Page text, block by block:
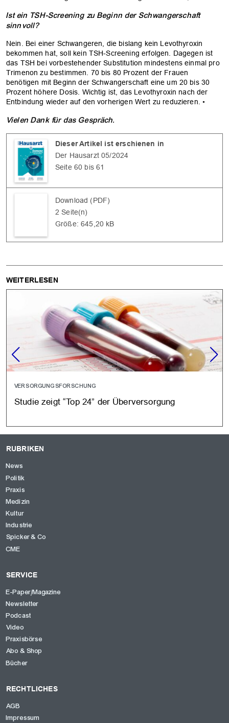
Ist ein TSH-Screening zu Beginn der Schwangerschaft
sinnvoll?
Nein. Bei einer Schwangeren, die bislang kein Levothyroxin
bekommen hat, soll kein TSH-Screening erfolgen. Dagegen ist
das TSH bei vorbestehender Substitution mindestens einmal pro
Trimenon zu bestimmen. 70 bis 80 Prozent der Frauen
benötigen mit Beginn der Schwangerschaft eine um 20 bis 30
Prozent höhere Dosis. Wichtig ist, das Levothyroxin nach der
Entbindung wieder auf den vorherigen Wert zu reduzieren. •
Vielen Dank für das Gespräch.
Dieser Artikel ist erschienen in
Der Hausarzt 05/2024
Seite 60 bis 61
Download (PDF)
2 Seite(n)
Größe: 645,20 kB
WEITERLESEN
VERSORGUNGSFORSCHUNG
Studie zeigt “Top 24” der Überversorgung
RUBRIKEN
News
Politik
Praxis
Medizin
Kultur
Industrie
Spicker & Co
CME
SERVICE
E-Paper/Magazine
Newsletter
Podcast
Video
Praxisbörse
Abo & Shop
Bücher
RECHTLICHES
AGB
Impressum